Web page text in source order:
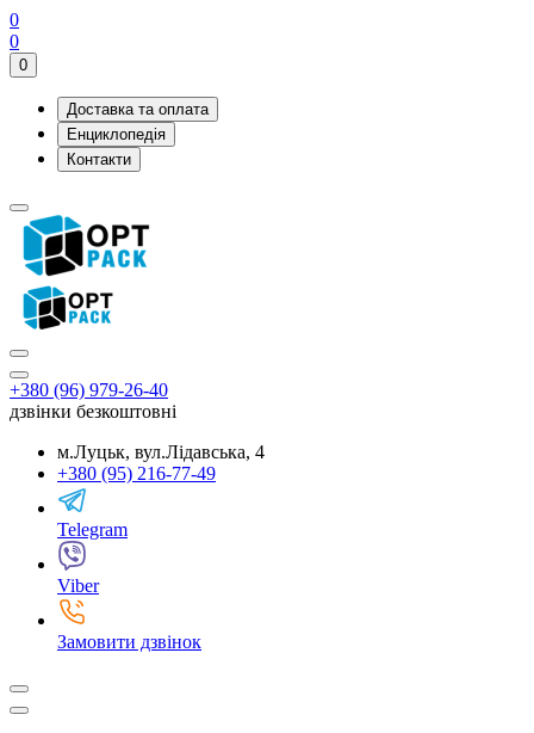
0
0
0
Доставка та оплата
Енциклопедія
Контакти
+380 (96) 979-26-40
дзвінки безкоштовні
м.Луцьк, вул.Лідавська, 4
+380 (95) 216-77-49
Telegram
Viber
Замовити дзвінок